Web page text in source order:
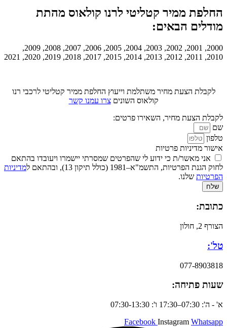
החלפת ממיר קטליטי לרנו קולאוס מהתת
מודלים הבאים:
2000, 2001, 2002, 2003, 2004, 2005, 2006, 2007, 2008, 2009,
2010, 2011, 2012, 2013, 2014, 2015, 2017, 2018, 2019, 2020, 2021
לקבלת הצעת מחיר משתלמת וייעוץ החלפת ממיר קטליטי לרכבי רנו
קולאוס השוניםצרו עמנו קשר
לקבלת הצעת מחיר, השאירו פרטים:
שם
טלפון
אישור מדיניות פרטיות
אני מאשר/ת כי ידוע לי שהפרטים שמסרתי יישמרו ויעובדו בהתאם
לחוק הגנת הפרטיות, התשמ"א–1981 (כולל תיקון 13), ובהתאם ל
מדיניות
הפרטיות שלנו.
שלח
כתובת:
הצורף 2, חולון
טל':
077-8903818
שעות פתיחה:
א' - ה': 07:30–17:30 ו': 07:30-13:30
Facebook Instagram Whatsapp